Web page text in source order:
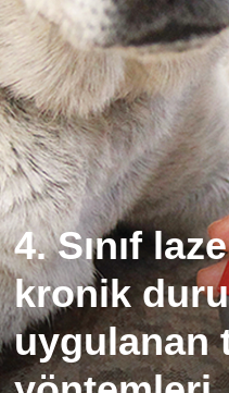
4. Sınıf
kronik
uygulanan